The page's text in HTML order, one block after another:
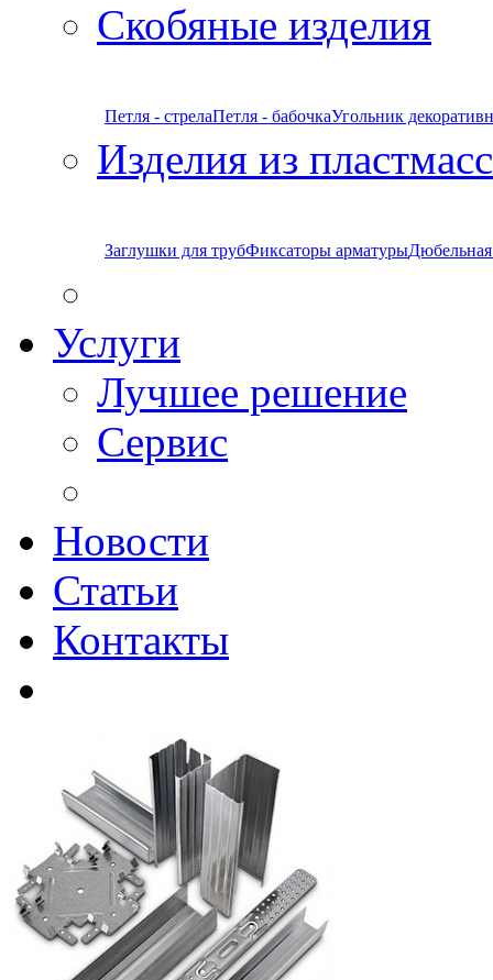
Скобяные изделия
Петля - стрелаПетля - бабочкаУгольник
Изделия из
Заглушки для трубФиксаторы арматуры
Услуги
Лучшее решение
Сервис
Новости
Статьи
Контакты